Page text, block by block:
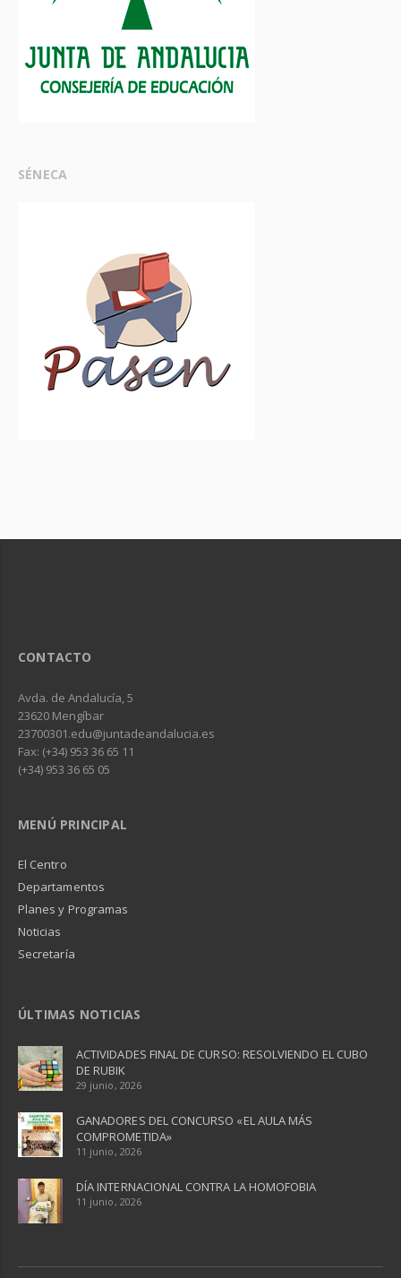
SÉNECA
CONTACTO
Avda. de Andalucía, 5
23620 Mengíbar
23700301.edu@juntadeandalucia.es
Fax: (+34) 953 36 65 11
(+34) 953 36 65 05
MENÚ PRINCIPAL
El Centro
Departamentos
Planes y Programas
Noticias
Secretaría
ÚLTIMAS NOTICIAS
ACTIVIDADES FINAL DE CURSO: RESOLVIENDO EL CUBO
DE RUBIK
29 junio, 2026
GANADORES DEL CONCURSO «EL AULA MÁS
COMPROMETIDA»
11 junio, 2026
DÍA INTERNACIONAL CONTRA LA HOMOFOBIA
11 junio, 2026